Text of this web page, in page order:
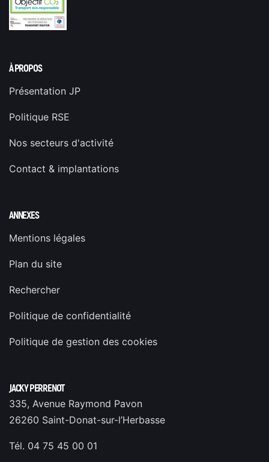
À PROPOS
Présentation JP
Politique RSE
Nos secteurs d'activité
Contact & implantations
ANNEXES
Mentions légales
Plan du site
Rechercher
Politique de confidentialité
Politique de gestion des cookies
JACKY PERRENOT
335, Avenue Raymond Pavon
26260 Saint-Donat-sur-l’Herbasse
Tél. 04 75 45 00 01